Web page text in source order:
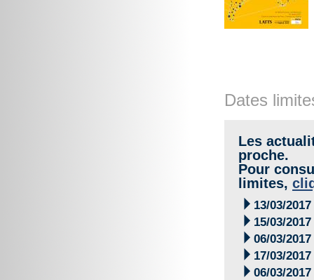
Dates
Les
proche.
Pour
limites,
 13/03/2017
 15/03/2017
 06/03/2017
 17/03/2017
 06/03/2017